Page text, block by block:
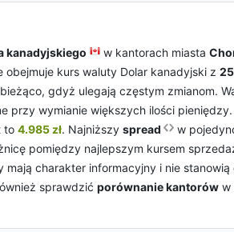
kanadyjskiego w kantorach miasta
obejmuje kurs waluty Dolar kanadyjski z
gdyż ulegają częstym zmianom.
przy wymianie większych ilości
to 4.985 zł. Najniższy spread w
pomiędzy najlepszym kursem
charakter informacyjny i nie
sprawdzić porównanie kantorów w